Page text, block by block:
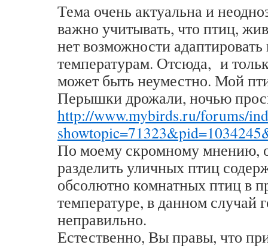
Тема очень актуальна и
важно учитывать, что птиц,
нет возможности
температурам. Отсюда, и
может быть неуместно. Мой
Перышки дрожали, ночью
http://www.mybirds.ru/forums/
По моему скромному мнению,
разделить уличных птиц
обсолютно комнатных птиц в
температуре, в данном случай
неправильно.
Естественно, Вы правы, что